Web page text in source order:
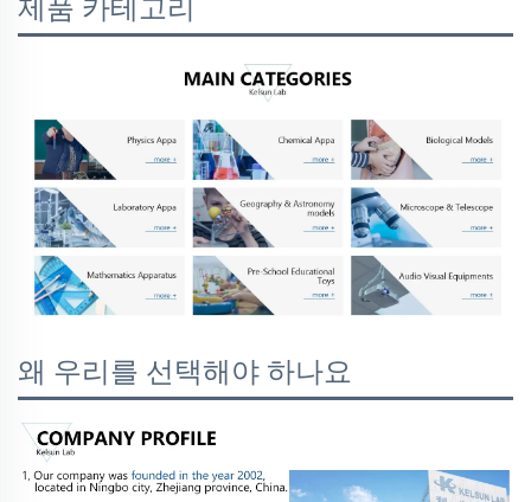
제품 카테고리
왜 우리를 선택해야 하나요